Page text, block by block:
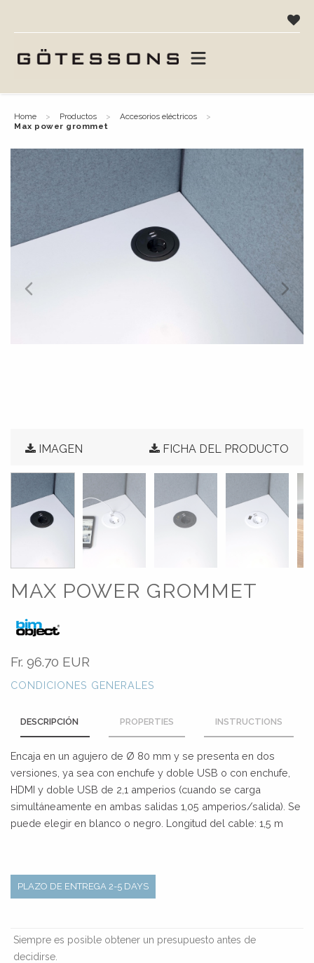
home productos
accesorios eléctricos
max power grommet
IMAGEN FICHA DEL PRODUCTO
MAX POWER GROMMET
Fr. 96.70 EUR
CONDICIONES GENERALES
DESCRIPCIÓN PROPERTIES INSTRUCTIONS
Encaja en un agujero de Ø 80 mm y se presenta en dos
versiones, ya sea con enchufe y doble USB o con enchufe,
HDMI y doble USB de 2,1 amperios (cuando se carga
simultáneamente en ambas salidas 1,05 amperios/salida). Se
puede elegir en blanco o negro. Longitud del cable: 1,5 m
PLAZO DE ENTREGA 2-5 DAYS
Siempre es posible obtener un presupuesto antes de
decidirse.